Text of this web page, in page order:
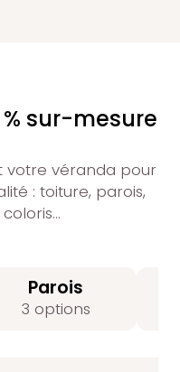
% sur-mesure
votre véranda pour
: toiture, parois,
Parois
3 options